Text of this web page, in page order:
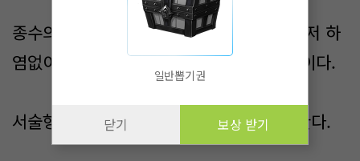
종수의 귀에는 아무 말도 들리지 않는다. 그저 하
염없이 눈물을 흘리면서, 자준을 바라볼 뿐이다.
서술형 관리사는 애써 태연한 표정으로 말한다.
일반뽑기권
닫기 보상 받기